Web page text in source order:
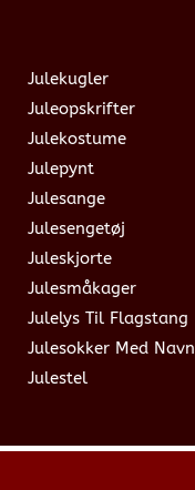
Julekugler
Juleopskrifter
Julekostume
Julepynt
Julesange
Julesengetøj
Juleskjorte
Julesmåkager
Julelys Til Flagstang
Julesokker Med Navn
Julestel